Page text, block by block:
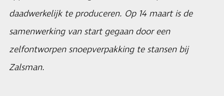
daadwerkelijk te produceren. Op 14 maart is de
samenwerking van start gegaan door een
zelfontworpen snoepverpakking te stansen bij
Zalsman.